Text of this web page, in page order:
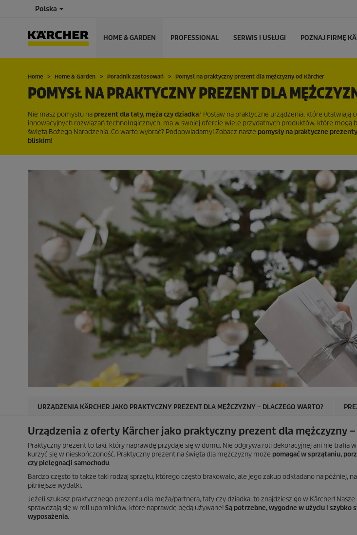
Polska
HOME & GARDEN PROFESSIONAL SERWIS I USŁUGI POZNAJ FIRMĘ
Home Home & Garden Poradnik zastosowań Pomysł na praktyczny prezent dla mężczyzny od Kärcher
POMYSŁ NA PRAKTYCZNY PREZENT DLA
Nie masz pomysłu na prezent dla taty, męża czy dziadka? Postaw na praktyczne urządzenia, które ułatwiają
innowacyjnych rozwiązań technologicznych, ma w swojej ofercie wiele przydatnych produktów, które mogą
święta Bożego Narodzenia. Co warto wybrać? Podpowiadamy! Zobacz nasze pomysły na praktyczne
bliskim!
URZĄDZENIA KÄRCHER JAKO PRAKTYCZNY PREZENT DLA MĘŻCZYZNY – DLACZEGO WARTO?
Urządzenia z oferty Kärcher jako praktyczny prezent dla mężczyzny
Praktyczny prezent to taki, który naprawdę przydaje się w domu. Nie odgrywa roli dekoracyjnej ani nie trafia
kurzyć się w nieskończoność. Praktyczny prezent na święta dla mężczyzny może pomagać w sprzątaniu,
czy pielęgnacji samochodu.
Bardzo często to także taki rodzaj sprzętu, którego często brakowało, ale jego zakup odkładano na później,
pilniejsze wydatki.
Jeżeli szukasz praktycznego prezentu dla męża/partnera, taty czy dziadka, to znajdziesz go w Kärcher!
sprawdzają się w roli upominków, które naprawdę będą używane!Są potrzebne, wygodne w użyciu i szybko
wyposażenia.